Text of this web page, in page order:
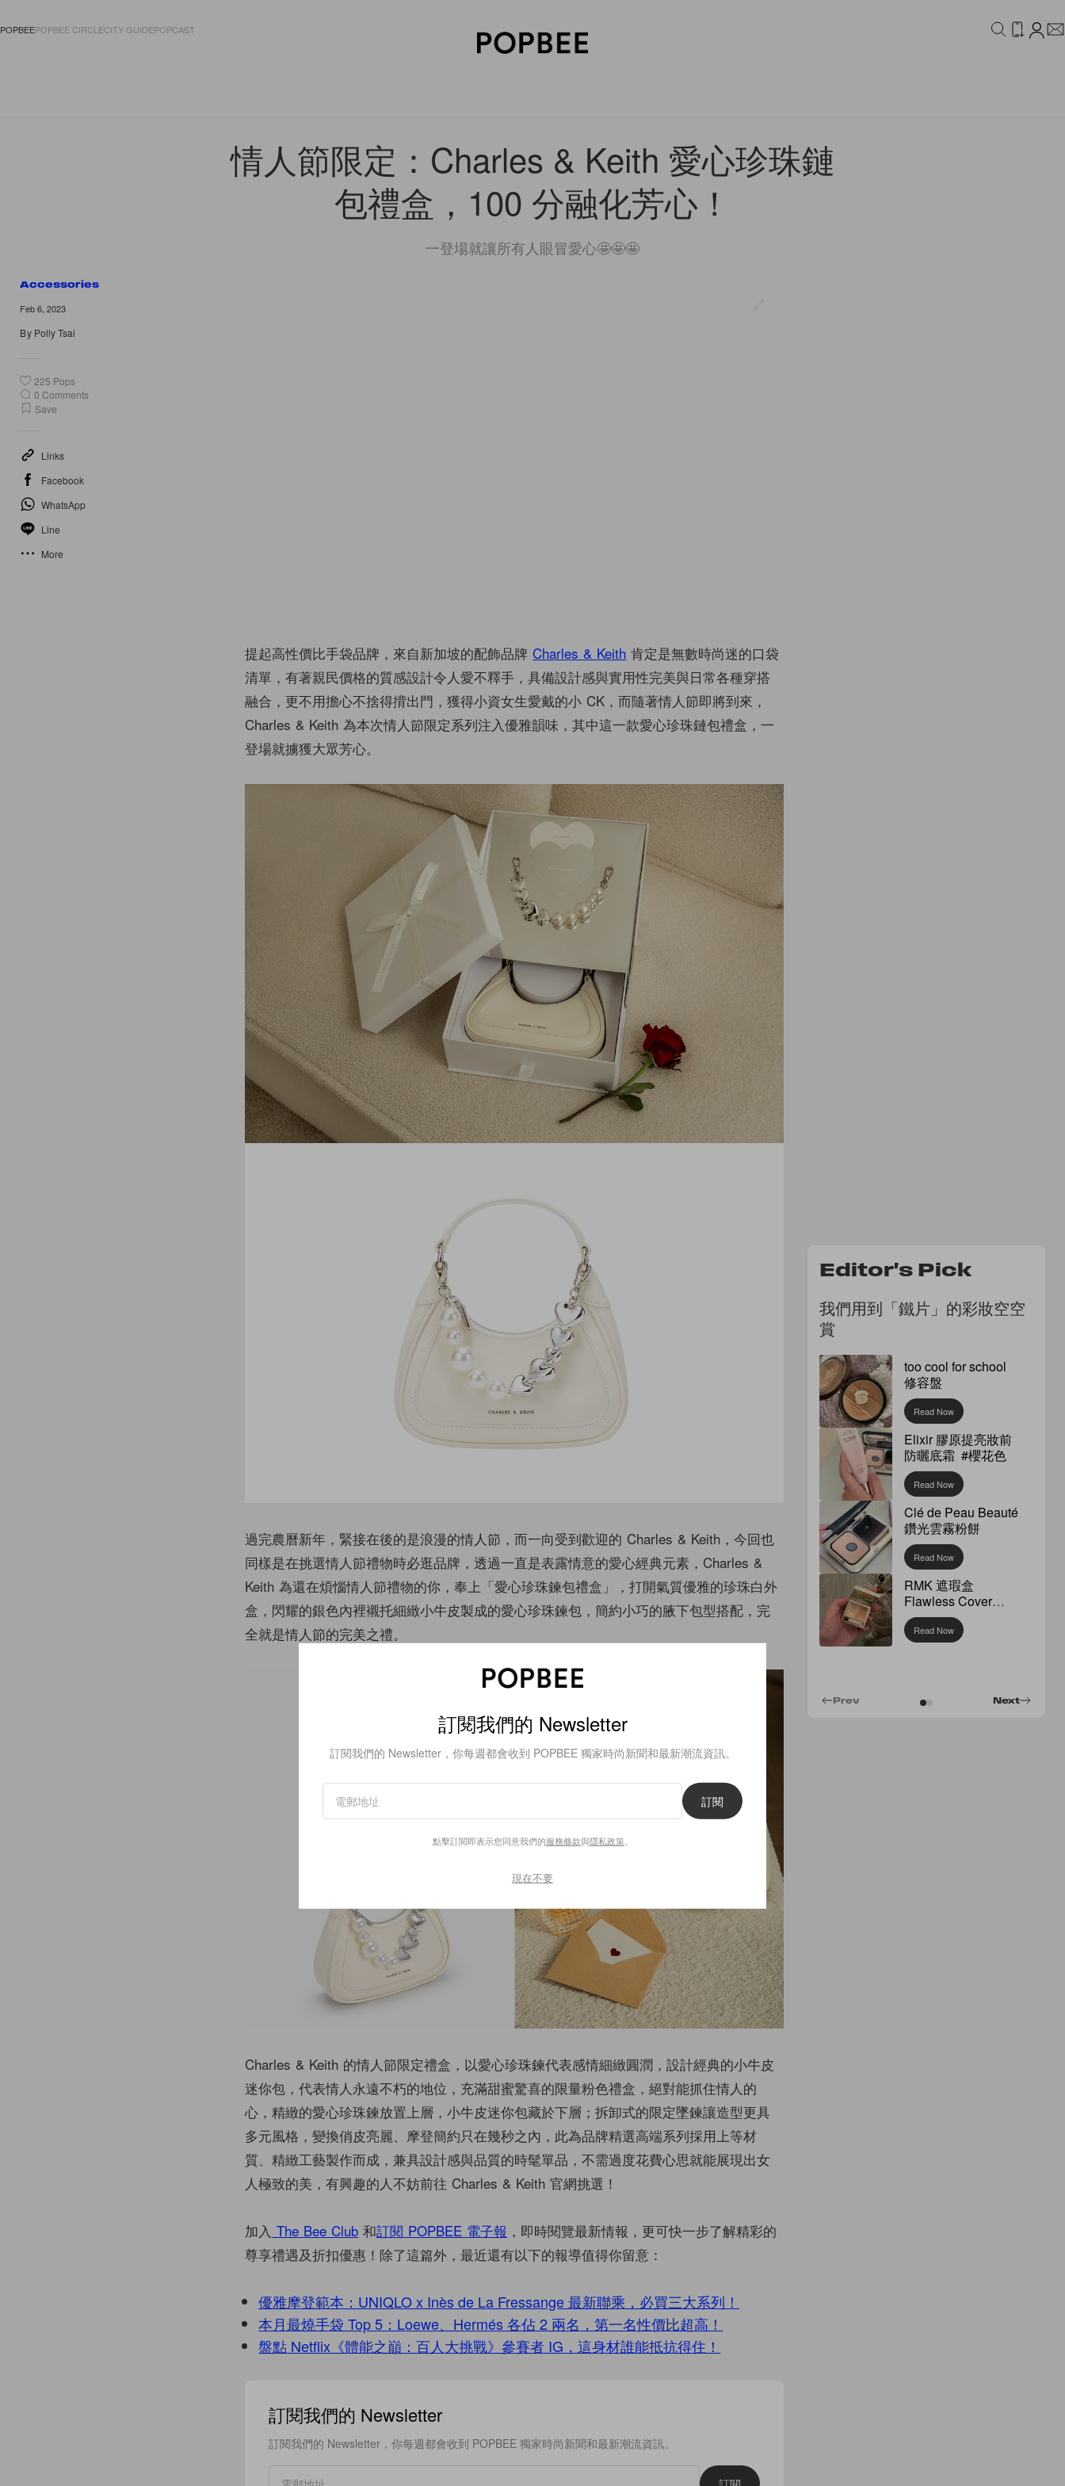
POPBEEPOPBEE CIRCLECITY GUIDEPOPCAST
情人節限定：Charles & Keith 愛心珍珠鏈
包禮盒，100 分融化芳心！
一登場就讓所有人眼冒愛心🤩🤩🤩
Accessories
Feb 6, 2023
By Polly Tsai
225 Pops
0 Comments
Save
Links
Facebook
WhatsApp
Line
More
提起高性價比手袋品牌，來自新加坡的配飾品牌Charles & Keith 肯定是無數時尚迷的口袋
清單，有著親民價格的質感設計令人愛不釋手，具備設計感與實用性完美與日常各種穿搭
融合，更不用擔心不捨得揹出門，獲得小資女生愛戴的小 CK，而隨著情人節即將到來，
Charles & Keith 為本次情人節限定系列注入優雅韻味，其中這一款愛心珍珠鏈包禮盒，一
登場就擄獲大眾芳心。
過完農曆新年，緊接在後的是浪漫的情人節，而一向受到歡迎的 Charles & Keith，今回也
同樣是在挑選情人節禮物時必逛品牌，透過一直是表露情意的愛心經典元素，Charles &
Keith 為還在煩惱情人節禮物的你，奉上「愛心珍珠鍊包禮盒」，打開氣質優雅的珍珠白外
盒，閃耀的銀色內裡襯托細緻小牛皮製成的愛心珍珠鍊包，簡約小巧的腋下包型搭配，完
全就是情人節的完美之禮。
Charles & Keith 的情人節限定禮盒，以愛心珍珠鍊代表感情細緻圓潤，設計經典的小牛皮
迷你包，代表情人永遠不朽的地位，充滿甜蜜驚喜的限量粉色禮盒，絕對能抓住情人的
心，精緻的愛心珍珠鍊放置上層，小牛皮迷你包藏於下層；拆卸式的限定墜鍊讓造型更具
多元風格，變換俏皮亮麗、摩登簡約只在幾秒之內，此為品牌精選高端系列採用上等材
質、精緻工藝製作而成，兼具設計感與品質的時髦單品，不需過度花費心思就能展現出女
人極致的美，有興趣的人不妨前往 Charles & Keith 官網挑選！
加入 The Bee Club 和訂閱 POPBEE 電子報 ，即時閱覽最新情報，更可快一步了解精彩的
尊享禮遇及折扣優惠！除了這篇外，最近還有以下的報導值得你留意：
優雅摩登範本：UNIQLO x Inès de La Fressange 最新聯乘，必買三大系列！
本月最燒手袋 Top 5：Loewe、Hermés 各佔 2 兩名，第一名性價比超高！
盤點 Netflix《體能之巔：百人大挑戰》參賽者 IG，這身材誰能抵抗得住！
訂閱我們的 Newsletter
訂閱我們的 Newsletter，你每週都會收到 POPBEE 獨家時尚新聞和最新潮流資訊。
Editor's Pick
我們用到「鐵片」的彩妝空空
賞
too cool for school
修容盤
Read Now
Elixir 膠原提亮妝前
防曬底霜 #櫻花色
Read Now
Clé de Peau Beauté
鑽光雲霧粉餅
Read Now
RMK 遮瑕盒
Flawless Cover
Concealer
Read Now
Next
Prev
訂閱我們的 Newsletter
訂閱我們的 Newsletter，你每週都會收到 POPBEE 獨家時尚新聞和最新潮流資訊。
訂閱
點擊訂閱即表示您同意我們的服務條款與隱私政策。
現在不要